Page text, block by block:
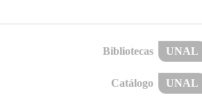
Bibliotecas UNAL
Catálogo UNAL